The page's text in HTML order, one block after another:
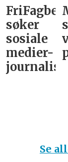
søker
sosiale
medier-
journalist
Se